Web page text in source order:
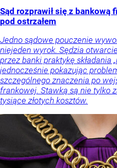
Sąd rozprawił się z bankową
pod ostrzałem
Jedno sądowe pouczenie
niejeden wyrok. Sędzia
przez banki praktykę składania
jednocześnie pokazując
szczególnego znaczenia po
frankowej. Stawką są nie tylko
tysiące złotych kosztów.